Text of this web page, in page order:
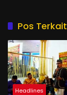
Pos Terkait
Headlines